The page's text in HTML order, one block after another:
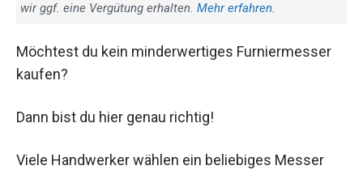
wir ggf. eine Vergütung erhalten. Mehr erfahren.
Möchtest du kein minderwertiges Furniermesser
kaufen?
Dann bist du hier genau richtig!
Viele Handwerker wählen ein beliebiges Messer